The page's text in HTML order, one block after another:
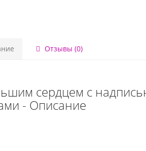
Отзывы (0)
сердцем с
- Описание